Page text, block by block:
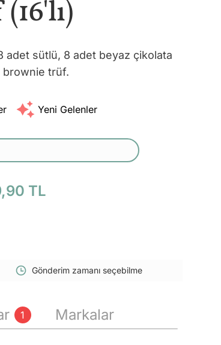
adet sütlü, 8 adet beyaz çikolata
brownie trüf.
Yeni Gelenler
TL
Gönderim zamanı seçebilme
1 Markalar